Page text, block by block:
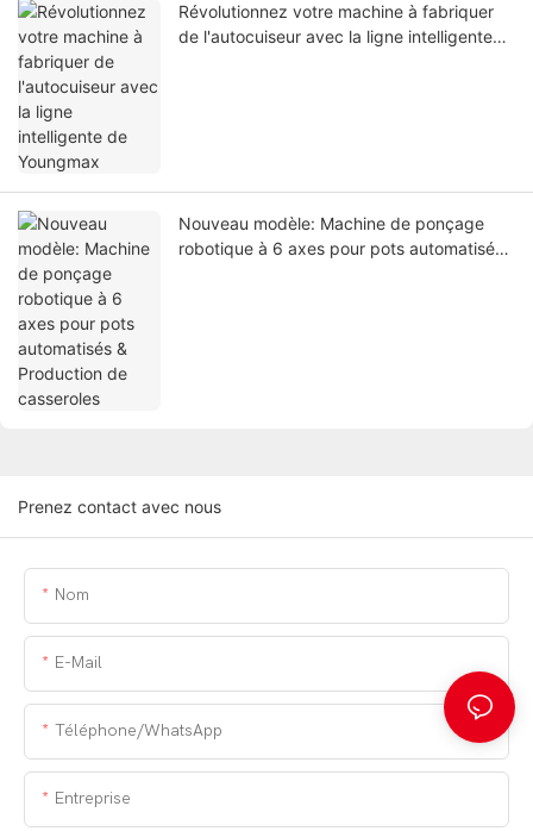
Révolutionnez votre machine à fabriquer
de l'autocuiseur avec la ligne intelligente
Nouveau modèle: Machine de ponçage
robotique à 6 axes pour pots automatisés
Prenez contact avec nous
Nom
E-Mail
Téléphone/WhatsApp
Entreprise